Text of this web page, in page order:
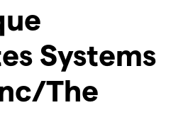
Systems
The